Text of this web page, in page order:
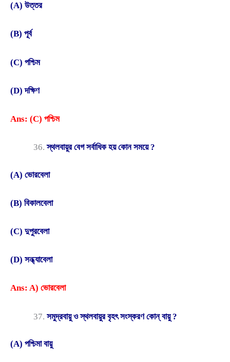
(A) উত্তর
(B) পূর্ব
(C) পশ্চিম
(D) দক্ষিণ
Ans: (C) পশ্চিম
স্থলবায়ুর বেগ সর্বাধিক হয় কোন সময়ে ?
(A) ভোরবেলা
(B) বিকালবেলা
(C) দুপুরবেলা
(D) সন্ধ্যাবেলা
Ans: A) ভোরবেলা
সমুদ্রবায়ু ও স্থলবায়ুর বৃহৎ সংস্করণ কোন্ বায়ু ?
(A) পশ্চিমা বায়ু